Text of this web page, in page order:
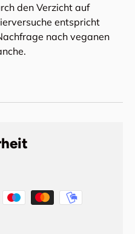
den Verzicht auf
entspricht
nach veganen